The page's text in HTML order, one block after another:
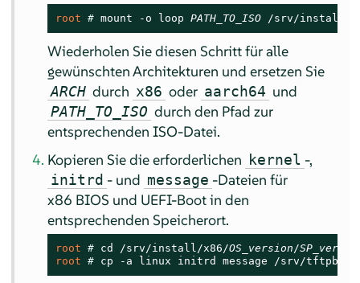
root # mount -o loop PATH_TO_ISO /srv/install/
Wiederholen Sie diesen Schritt für alle
gewünschten Architekturen und ersetzen Sie
ARCH durch x86 oder aarch64 und
PATH_TO_ISO durch den Pfad zur
entsprechenden ISO-Datei.
Kopieren Sie die erforderlichen kernel -,
initrd - und message -Dateien für
x86 BIOS und UEFI-Boot in den
entsprechenden Speicherort.
root # cd /srv/install/x86/OS_version /
root # cp -a linux initrd message /srv/tftpboot/